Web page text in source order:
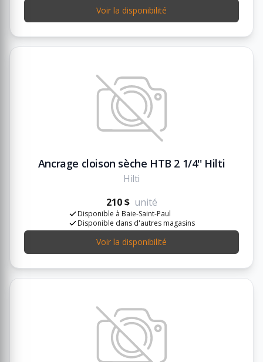
Voir la disponibilité
Ancrage cloison sèche HTB 2 1/4'' Hilti
Hilti
210 $ unité
Disponible à Baie-Saint-Paul
Disponible dans d'autres magasins
Voir la disponibilité